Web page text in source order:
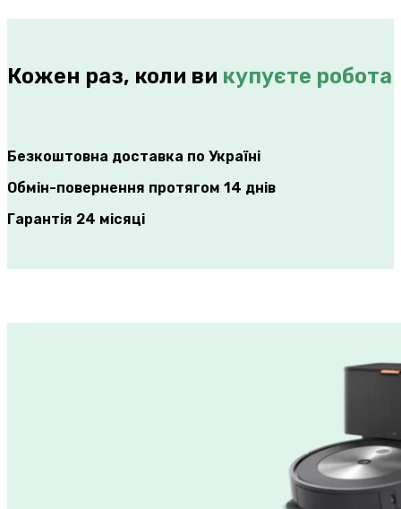
Кожен раз, коли ви купуєте робота
Безкоштовна доставка по Україні
Обмін-повернення протягом 14 днів
Гарантія 24 місяці